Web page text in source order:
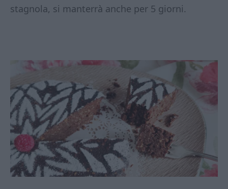
stagnola, si manterrà anche per 5 giorni.